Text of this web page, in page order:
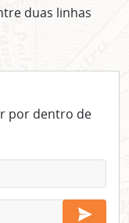
duas linhas
por dentro de